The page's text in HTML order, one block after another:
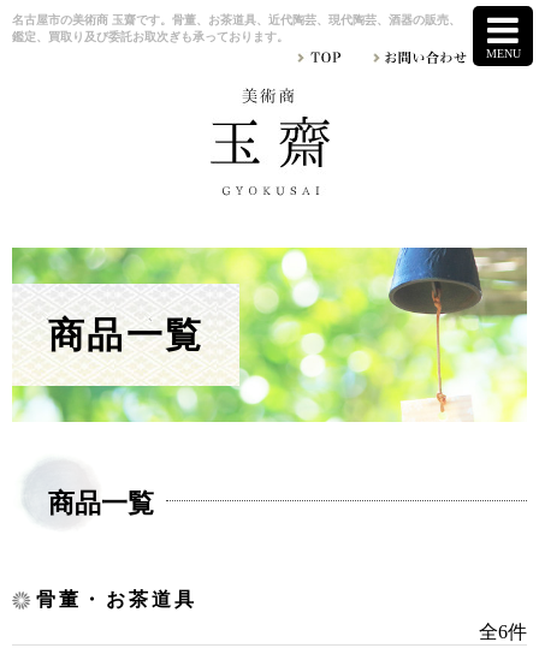
名古屋市の美術商 玉齋です。骨董、お茶道具、近代陶芸、現代陶芸、酒器の販売、
鑑定、買取り及び委託お取次ぎも承っております。
商品一覧
商品一覧
骨董・お茶道具
全6件